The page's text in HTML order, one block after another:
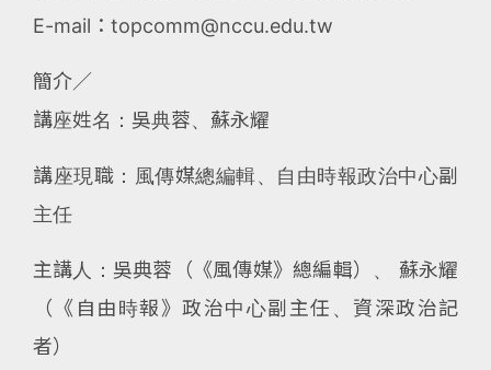
E-mail：topcomm@nccu.edu.tw
簡介∕
講座姓名：吳典蓉、蘇永耀
講座現職：風傳媒總編輯、自由時報政治中心副
主任
主講人：吳典蓉（《風傳媒》總編輯）、 蘇永耀
（《自由時報》政治中心副主任、資深政治記
者）